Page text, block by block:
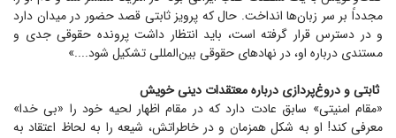
مجدداً بر سر زبان‌ها انداخت. حال که پرویز ثابتی قصد حضور در میدان دارد
و در دسترس قرار گرفته است، باید انتظار داشت پرونده حقوقی جدی و
مستندی درباره او، در نهاد‌های حقوقی بین‌المللی تشکیل شود....»
ثابتی و دروغ‌پردازی درباره معتقدات دینی خویش
«مقام امنیتی» سابق عادت دارد که در مقام اظهار لحیه خود را «بی خدا»
معرفی کند! او به شکل همزمان و در خاطراتش، شیعه را به لحاظ اعتقاد به